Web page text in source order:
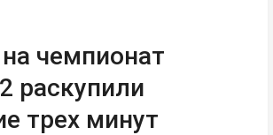
чемпионат
раскупили
трех минут